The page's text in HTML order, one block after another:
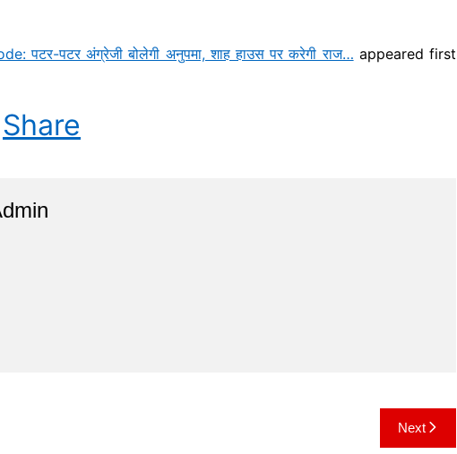
पटर-पटर अंग्रेजी बोलेगी अनुपमा, शाह हाउस पर करेगी राज… appeared first
T
el
Share
Next